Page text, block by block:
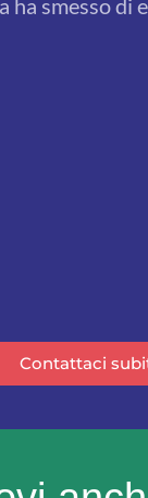
ha smesso di
Contattaci